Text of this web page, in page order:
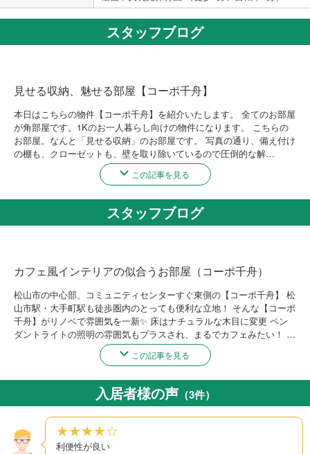
スタッフブログ
見せる収納、魅せる部屋【コーポ千舟】
本日はこちらの物件【コーポ千舟】を紹介いたします。 全てのお部屋
が角部屋です。1Kのお一人暮らし向けの物件になります。 こちらの
お部屋。なんと「見せる収納」のお部屋です。 写真の通り、備え付け
の棚も、クローゼットも、壁を取り除いているので圧倒的な解…
この記事を見る
スタッフブログ
カフェ風インテリアの似合うお部屋（コーポ千舟）
松山市の中心部、コミュニティセンターすぐ東側の【コーポ千舟】 松
山市駅・大手町駅も徒歩圏内のとっても便利な立地！ そんな【コーポ
千舟】がリノベで雰囲気を一新✨ 床はナチュラルな木目に変更 ペン
ダントライトの照明の雰囲気もプラスされ、まるでカフェみたい！ …
この記事を見る
入居者様の声（3件）
★★★★☆
利便性が良い